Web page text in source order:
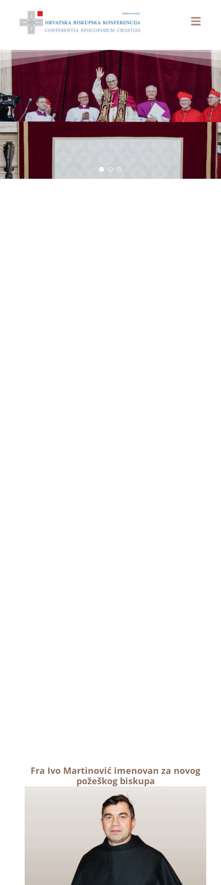
Fra Ivo Martinović imenovan za novog
požeškog biskupa